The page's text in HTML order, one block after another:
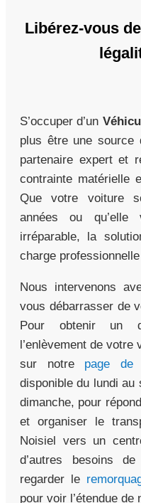
Libérez-vous
S’occuper d’un
plus être une source
partenaire expert et
contrainte matérielle
Que votre voiture
années ou
irréparable, la
charge
Nous intervenons
vous débarrasser de
Pour obtenir un
l’enlèvement de votre
sur notre page de
disponible du lundi au
dimanche, pour
et organiser le
Noisiel vers un
d’autres besoins
regarder le
pour voir l’étendue de